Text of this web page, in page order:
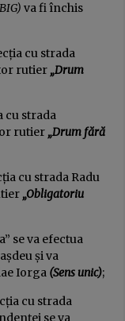
va fi închis
cu strada
rutier „Drum
cu strada
rutier „Drum fără
cu strada Radu
„Obligatoriu
se va efectua
și va
Iorga (Sens unic);
cu strada
se va